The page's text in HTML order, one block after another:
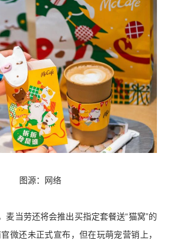
图源：网络
麦当劳还将会推出买指定套餐送“猫窝”的
微还未正式宣布，但在玩萌宠营销上，